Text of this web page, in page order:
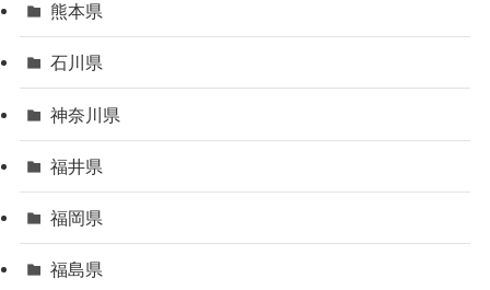
熊本県
石川県
神奈川県
福井県
福岡県
福島県